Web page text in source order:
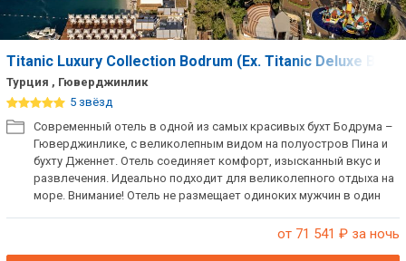
Titanic Luxury Collection Bodrum (Ex. Titanic Deluxe
Турция , Гюверджинлик
5 звёзд
Современный отель в одной из самых красивых бухт Бодрума –
Гюверджинлике, с великолепным видом на полуостров Пина и
бухту Дженнет. Отель соединяет комфорт, изысканный вкус и
развлечения. Идеально подходит для великолепного отдыха на
море. Внимание! Отель не размещает одиноких мужчин в один
от 71 541 ₽ за ночь